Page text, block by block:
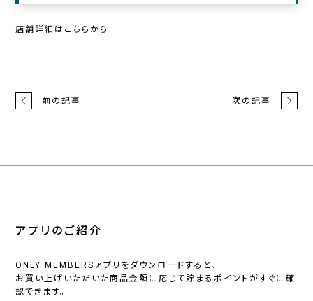
店舗詳細はこちらから
前の記事 次の記事
アプリのご紹介
ONLY MEMBERSアプリをダウンロードすると、
お買い上げいただいた商品金額に応じて貯まるポイントがすぐに確
認できます。